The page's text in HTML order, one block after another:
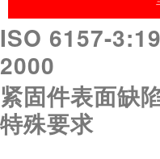
ISO 6157-
2000
紧固件表面缺
特殊要求